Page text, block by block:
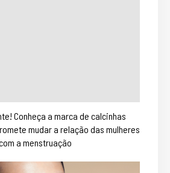
Conheça a marca de calcinhas
mudar a relação das mulheres
a menstruação